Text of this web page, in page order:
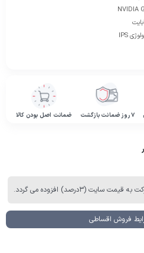
NVIDIA
۷ روز ضمانت بازگشت ضمانت اصل بودن کالا
(۳درصد) افزوده می گردد.
فروش اقساطی